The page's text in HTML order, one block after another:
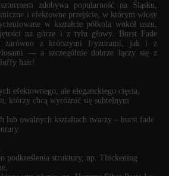
zdobywa popularność na Śląsku,
i efektowne przejście, w którym włosy
w kształcie półkola wokół uszu,
na górze i z tyłu głowy. Burst Fade
zarówno z krótszymi fryzurami, jak i z
— a szczególnie dobrze łączy się z
hair!
efektownego, ale eleganckiego cięcia,
którzy chcą wyróżnić się subtelnym
lub owalnych kształtach twarzy – burst fade
podkreślenia struktury, np. Thickening